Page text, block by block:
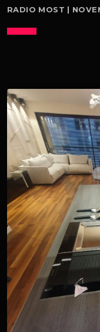
RADIO MOST |